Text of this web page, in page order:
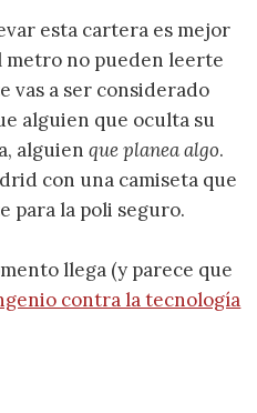
esta cartera es mejor
metro no pueden leerte
vas a ser considerado
alguien que oculta su
alguienque planea algo.
con una camiseta que
para la poli seguro.
llega (y parece que
contra la tecnología